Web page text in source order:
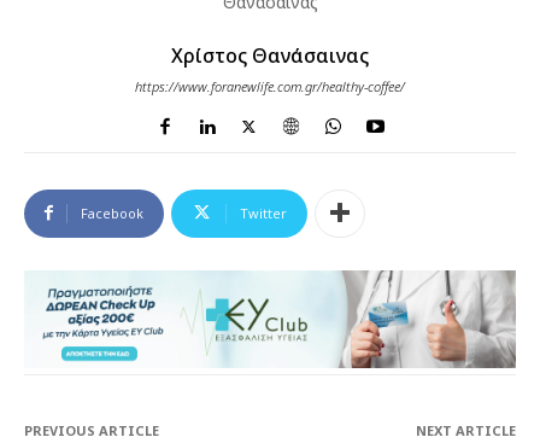
Χρίστος Θανάσαινας
https://www.foranewlife.com.gr/healthy-coffee/
Facebook Twitter
PREVIOUS ARTICLE NEXT ARTICLE